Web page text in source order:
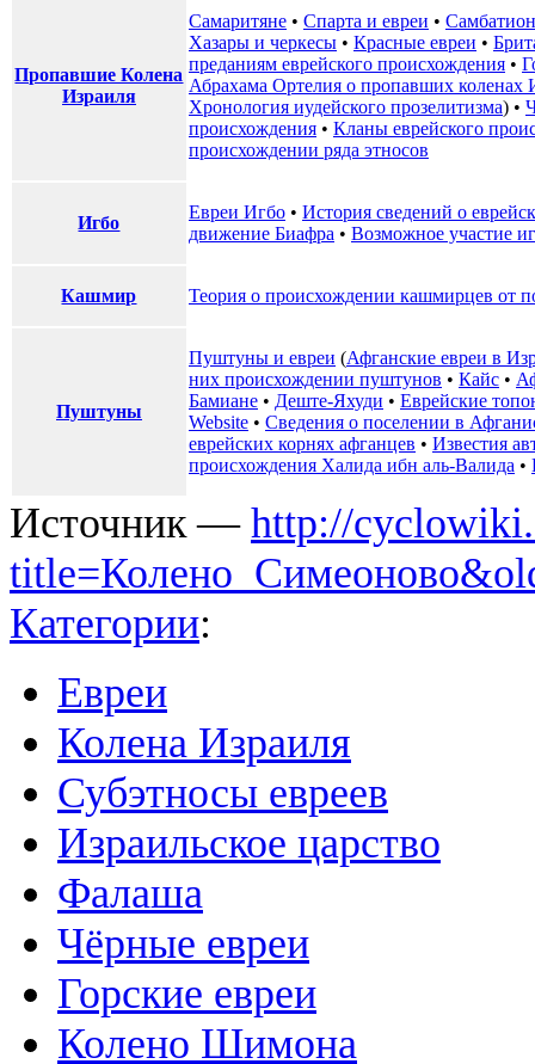
Пропавшие Колена
Израиля
Самаритяне • Спарта и евреи • Самбатион
Хазары и черкесы • Красные евреи •
преданиям еврейского происхождения •
Абрахама Ортелия о пропавших коленах
Хронология иудейского прозелитизма) •
происхождения • Кланы еврейского
происхождении ряда этносов
Игбо
Евреи Игбо • История сведений о
движение Биафра • Возможное участие
Кашмир Теория о происхождении кашмирцев от
Пуштуны
Пуштуны и евреи (Афганские евреи в
них происхождении пуштунов • Кайс •
Бамиане • Деште-Яхуди • Еврейские
Website • Сведения о поселении в
еврейских корнях афганцев • Известия
происхождения Халида ибн аль-Валида •
Источник — http://
Категории:
Евреи
Колена Израиля
Субэтносы евреев
Израильское царство
Фалаша
Чёрные евреи
Горские евреи
Колено Шимона